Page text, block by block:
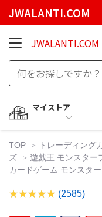
JWALANTI.COM
JWALANTI.COM
マイストア
TOP トレーディング
ズ
遊戯王 モンスター
カードゲーム モンスタ
(2585)